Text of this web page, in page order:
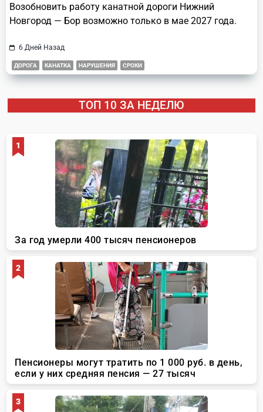
Возобновить работу канатной дороги Нижний
Новгород — Бор возможно только в мае 2027 года.
6 Дней Назад
ДОРОГА КАНАТКА НАРУШЕНИЯ СРОКИ
ТОП 10 ЗА НЕДЕЛЮ